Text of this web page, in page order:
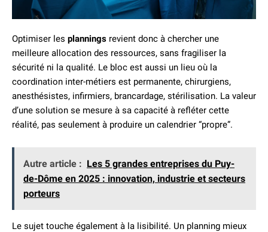
Optimiser les plannings revient donc à chercher une
meilleure allocation des ressources, sans fragiliser la
sécurité ni la qualité. Le bloc est aussi un lieu où la
coordination inter-métiers est permanente, chirurgiens,
anesthésistes, infirmiers, brancardage, stérilisation. La valeur
d’une solution se mesure à sa capacité à refléter cette
réalité, pas seulement à produire un calendrier “propre”.
Autre article : Les 5 grandes entreprises du Puy-
de-Dôme en 2025 : innovation, industrie et secteurs
porteurs
Le sujet touche également à la lisibilité. Un planning mieux